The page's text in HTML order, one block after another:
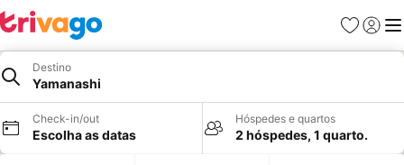
Favoritos
Iniciar
Destino
Yamanashi
Check-in/out
Escolha as datas
Hóspedes e quartos
2 hóspedes, 1 quarto.